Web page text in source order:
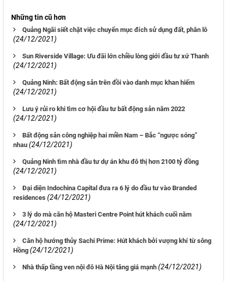
Những tin cũ hơn
Quảng Ngãi siết chặt việc chuyển mục đích sử dụng đất, phân lô
(24/12/2021)
Sun Riverside Village: Ưu đãi lớn chiều lòng giới đầu tư xứ Thanh
(24/12/2021)
Quảng Ninh: Bất động sản trên đồi vào danh mục khan hiếm
(24/12/2021)
Lưu ý rủi ro khi tìm cơ hội đầu tư bất động sản năm 2022
(24/12/2021)
Bất động sản công nghiệp hai miền Nam – Bắc “ngược sóng”
nhau (24/12/2021)
Quảng Ninh tìm nhà đầu tư dự án khu đô thị hơn 2100 tỷ đồng
(24/12/2021)
Đại diện Indochina Capital đưa ra 6 lý do đầu tư vào Branded
residences (24/12/2021)
3 lý do mà căn hộ Masteri Centre Point hút khách cuối năm
(24/12/2021)
Căn hộ hướng thủy Sachi Prime: Hút khách bởi vượng khí từ sông
Hồng (24/12/2021)
Nhà thấp tầng ven nội đô Hà Nội tăng giá mạnh (24/12/2021)